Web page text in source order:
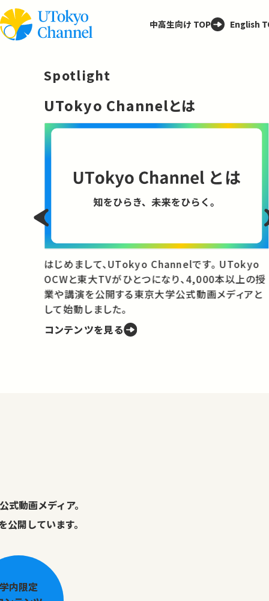
中高生向け TOP English
Spotlight
UTokyo Channelとは
はじめまして、UTokyo Channelです。 UTokyo
OCWと東大TVがひとつになり、4,000本以上の授
業や講演を公開する東京大学公式動画メディアと
して始動しました。
コンテンツを見る
式動画メディア。
開しています。
学内限定